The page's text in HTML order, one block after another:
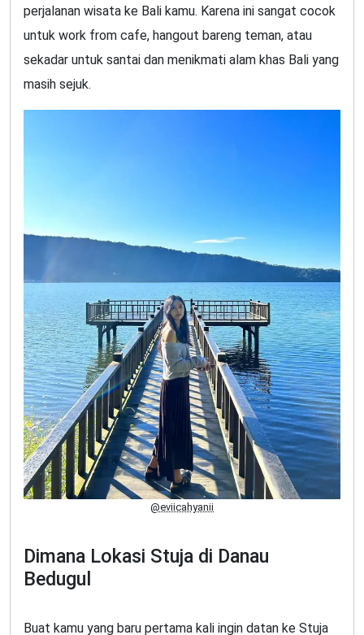
perjalanan wisata ke Bali kamu. Karena ini sangat cocok
untuk work from cafe, hangout bareng teman, atau
sekadar untuk santai dan menikmati alam khas Bali yang
masih sejuk.
@eviicahyanii
Dimana Lokasi Stuja di Danau
Bedugul
Buat kamu yang baru pertama kali ingin datan ke Stuja